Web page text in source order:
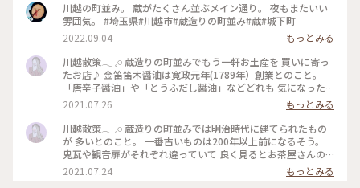
川越の町並み。 蔵がたくさん並ぶメイン通り。 夜もまたいい
雰囲気。 #埼玉県#川越市#蔵造りの町並み#蔵#城下町
2022.09.04
もっとみる
川越散策𓂃 𓈒𓏸 蔵造りの町並みでもう一軒お土産を 買いに寄っ
たお店♪ 金笛笛木醤油は寛政元年(1789年）創業とのこと。
「唐辛子醤油」や「とうふだし醤油」などどれも 気になった
けど「たまごかけご飯のタレ」を購入·͜·♡ お隣の川島町にある
「金笛しょうゆパーク」では 工場見学も出来るそうなのでま
た機会があったら 行ってみたいな #金笛 #笛木醤油 #お土
産
2021.07.26
もっとみる
川越散策𓂃 𓈒𓏸 蔵造りの町並みでは明治時代に建てられたもの
が 多いとのこと。 一番古いものは200年以上前になるそう。
鬼瓦や観音扉がそれぞれ違っていて 良く見るとお茶屋さんの
上に壺が飾ってあるのを発見♪ お店に入ると冷たいほうじ茶
が配られていて さりげないおもてなしが素敵でした。 氷茶を
2021.07.24 もっとみる